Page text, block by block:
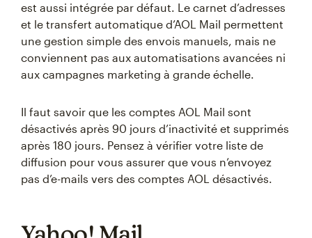
est aussi intégrée par défaut. Le carnet d’adresses
et le transfert automatique d’AOL Mail permettent
une gestion simple des envois manuels, mais ne
conviennent pas aux automatisations avancées ni
aux campagnes marketing à grande échelle.
Il faut savoir que les comptes AOL Mail sont
désactivés après 90 jours d’inactivité et supprimés
après 180 jours. Pensez à vérifier votre liste de
diffusion pour vous assurer que vous n’envoyez
pas d’e-mails vers des comptes AOL désactivés.